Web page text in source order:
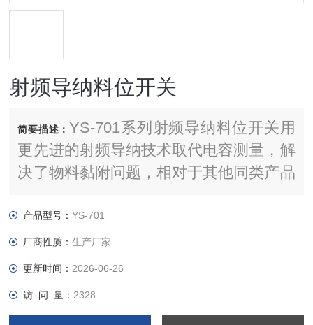
射频导纳料位开关
简要描述： YS-701系列射频导纳料位开关用
更先进的射频导纳技术取代电容测量，解
决了物料黏附问题，相对于其他同类产品
场条件下，也能可靠工作，而且不受挂
料、温度、压力、密度、湿度，甚至物料
化学特性变化的影响，性能可靠，广泛用
产品型号：YS-701
厂商性质：生产厂家
更新时间： 2026-06-26
访 问 量： 2328